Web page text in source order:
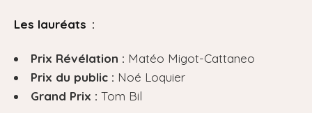
Les lauréats :
Prix Révélation : Matéo Migot-Cattaneo
Prix du public : Noé Loquier
Grand Prix : Tom Bil